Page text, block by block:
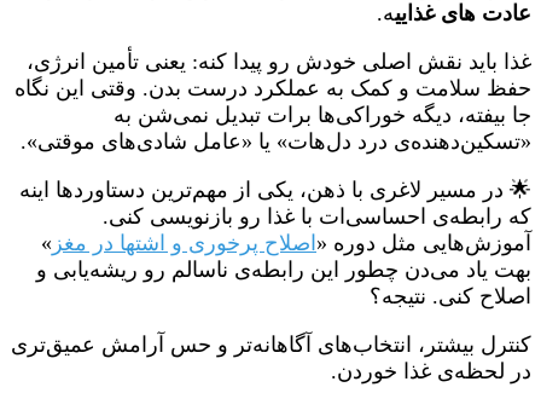
عادت های غذاییه.
غذا باید نقش اصلی خودش رو پیدا کنه: یعنی تأمین انرژی،
حفظ سلامت و کمک به عملکرد درست بدن. وقتی این نگاه
جا بیفته، دیگه خوراکی‌ها برات تبدیل نمی‌شن به
«تسکین‌دهنده‌ی درد دل‌هات» یا «عامل شادی‌های موقتی».
🌟 در مسیر لاغری با ذهن، یکی از مهم‌ترین دستاوردها اینه
که رابطه‌ی احساسی‌ات با غذا رو بازنویسی کنی.
آموزش‌هایی مثل دوره « اصلاح پرخوری و اشتها در مغز »
بهت یاد می‌دن چطور این رابطه‌ی ناسالم رو ریشه‌یابی و
اصلاح کنی. نتیجه؟
کنترل بیشتر، انتخاب‌های آگاهانه‌تر و حس آرامش عمیق‌تری
در لحظه‌ی غذا خوردن.